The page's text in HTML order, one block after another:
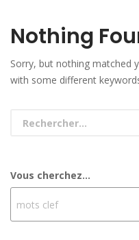
Nothing
Sorry, but nothing matched
with some different
Vous cherchez...